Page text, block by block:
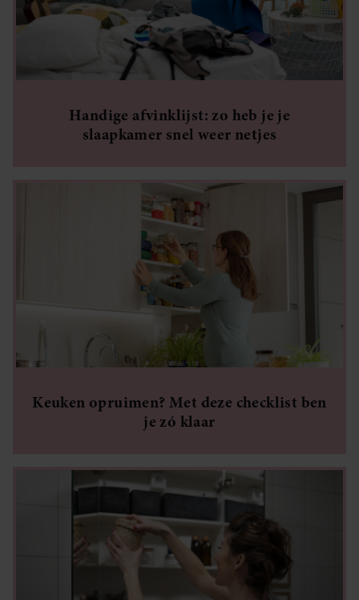
Handige afvinklijst: zo heb je je
slaapkamer snel weer netjes
Keuken opruimen? Met deze checklist ben
je zó klaar